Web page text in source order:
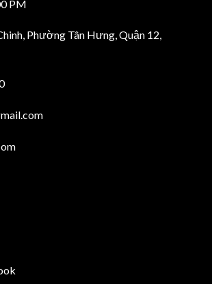
PM
Phường Tân Hưng, Quận 12,